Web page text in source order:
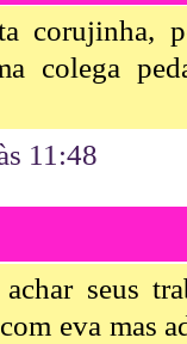
corujinha,
colega
11:48
seus
eva mas